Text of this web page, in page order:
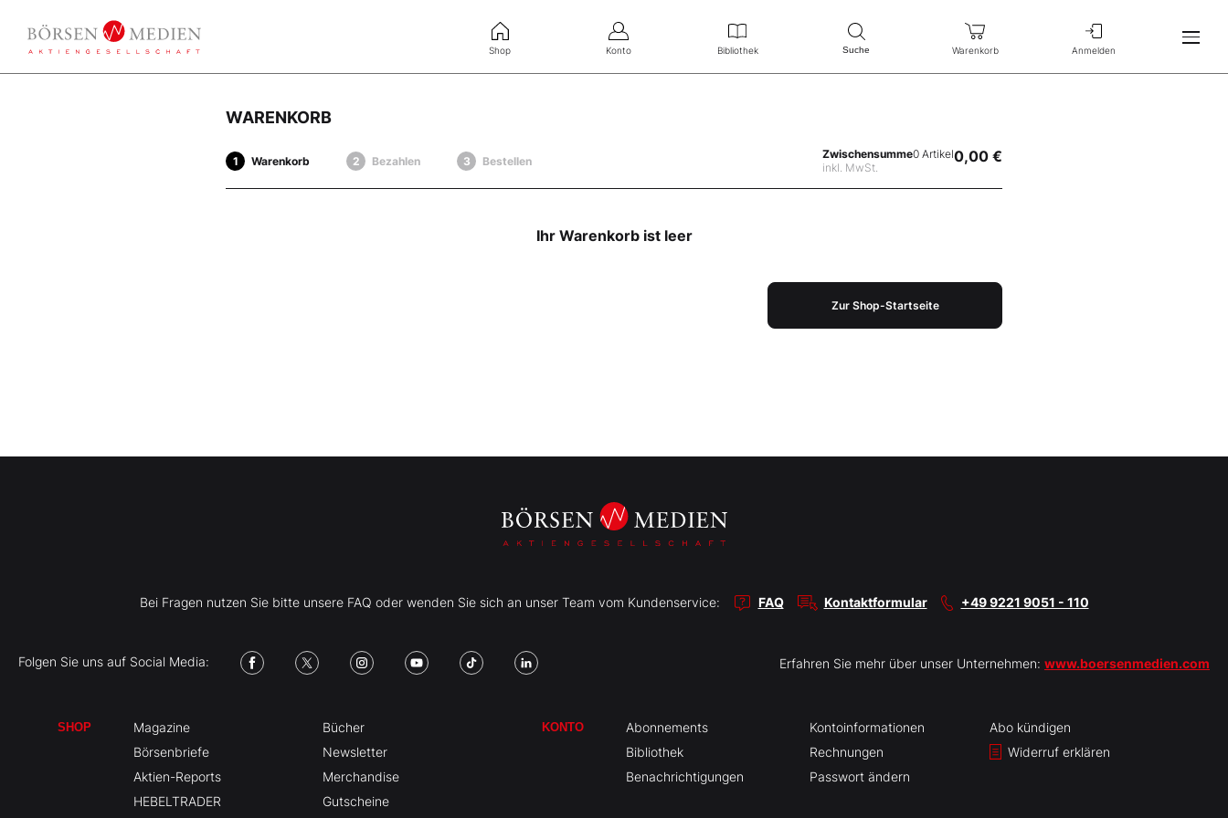
Shop Konto Bibliothek Suche Warenkorb Anmelden
WARENKORB
Warenkorb Bezahlen Bestellen
Zwischensumme
inkl. MwSt.
0 Artikel0,00 €
Ihr Warenkorb ist leer
Zur Shop-Startseite
Bei Fragen nutzen Sie bitte unsere FAQ oder wenden Sie sich an unser Team vom Kundenservice: FAQ Kontaktformular +49 9221 9051 - 110
Folgen Sie uns auf Social Media: Erfahren Sie mehr über unser Unternehmen: www.boersenmedien.com
SHOP
Magazine
Börsenbriefe
Aktien-Reports
HEBELTRADER
Bücher
Newsletter
Merchandise
Gutscheine
KONTO
Abonnements
Bibliothek
Benachrichtigungen
Kontoinformationen
Rechnungen
Passwort ändern
Abo kündigen
Widerruf erklären